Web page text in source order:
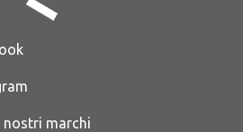
nostri marchi